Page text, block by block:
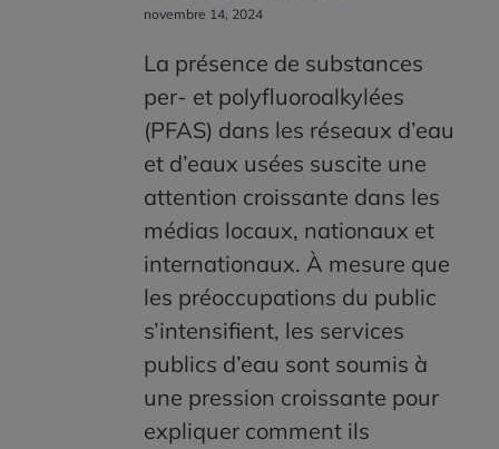
novembre 14, 2024
La présence de substances
per- et polyfluoroalkylées
(PFAS) dans les réseaux d’eau
et d’eaux usées suscite une
attention croissante dans les
médias locaux, nationaux et
internationaux. À mesure que
les préoccupations du public
s’intensifient, les services
publics d’eau sont soumis à
une pression croissante pour
expliquer comment ils